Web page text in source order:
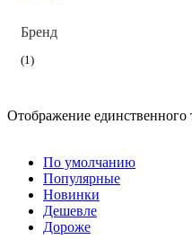
Бренд
1
Отображение единственного
По умолчанию
Популярные
Новинки
Дешевле
Дороже